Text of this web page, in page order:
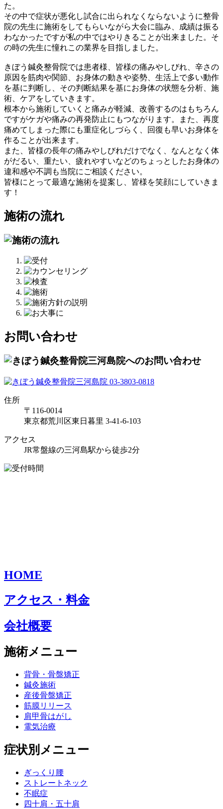
た。
その中で症状が悪化し試合に出られなくならないように整骨
院の先生に施術をしてもらいながら大会に臨み、成績は振る
わなかったですが私の中ではやりきることが出来ました。そ
の時の先生に憧れこの業界を目指しました。
きぼう鍼灸整骨院では患者様、皆様の痛みやしびれ、辛さの
原因を筋肉や関節、お身体の動きや姿勢、生活上で多い動作
を基に判断し、その判断結果を基にお身体の状態を分析、施
術、ケアをしていきます。
根本から施術していくと痛みが軽減、改善するのはもちろん
ですがケガや痛みの再発防止にもつながります。また、再度
痛めてしまった際にも重症化しづらく、回復も早いお身体を
作ることが出来ます。
また、皆様の長年の痛みやしびれだけでなく、なんとなく体
がだるい、重たい、疲れやすいなどのちょっとしたお身体の
違和感や不調も当院にご相談ください。
皆様にとって最適な施術を提案し、皆様を笑顔にしていきま
す！
施術の流れ
お問い合わせ
住所
〒116-0014
東京都荒川区東日暮里 3-41-6-103
アクセス
JR常盤線の三河島駅から徒歩2分
HOME
アクセス・料金
会社概要
施術メニュー
背骨・骨盤矯正
鍼灸施術
産後骨盤矯正
筋膜リリース
肩甲骨はがし
電気治療
症状別メニュー
ぎっくり腰
ストレートネック
不眠症
四十肩・五十肩